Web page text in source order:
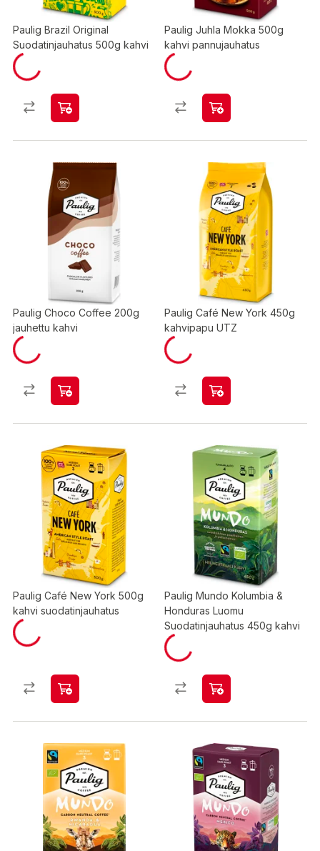
Paulig Brazil Original
Suodatinjauhatus 500g kahvi
Paulig Juhla Mokka 500g
kahvi pannujauhatus
Paulig Choco Coffee 200g
jauhettu kahvi
Paulig Café New York 450g
kahvipapu UTZ
Paulig Café New York 500g
kahvi suodatinjauhatus
Paulig Mundo Kolumbia &
Honduras Luomu
Suodatinjauhatus 450g kahvi